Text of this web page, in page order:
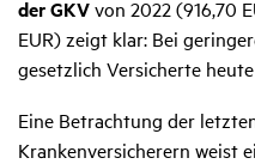
der GKVvon 2022 (916,70
EUR) zeigt klar: Bei
gesetzlich Versicherte
Eine Betrachtung der
Krankenversicherern weist